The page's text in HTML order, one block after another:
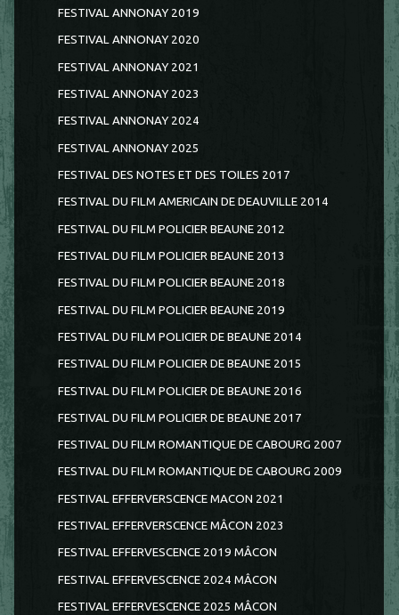
FESTIVAL ANNONAY 2019
FESTIVAL ANNONAY 2020
FESTIVAL ANNONAY 2021
FESTIVAL ANNONAY 2023
FESTIVAL ANNONAY 2024
FESTIVAL ANNONAY 2025
FESTIVAL DES NOTES ET DES TOILES 2017
FESTIVAL DU FILM AMERICAIN DE DEAUVILLE 2014
FESTIVAL DU FILM POLICIER BEAUNE 2012
FESTIVAL DU FILM POLICIER BEAUNE 2013
FESTIVAL DU FILM POLICIER BEAUNE 2018
FESTIVAL DU FILM POLICIER BEAUNE 2019
FESTIVAL DU FILM POLICIER DE BEAUNE 2014
FESTIVAL DU FILM POLICIER DE BEAUNE 2015
FESTIVAL DU FILM POLICIER DE BEAUNE 2016
FESTIVAL DU FILM POLICIER DE BEAUNE 2017
FESTIVAL DU FILM ROMANTIQUE DE CABOURG 2007
FESTIVAL DU FILM ROMANTIQUE DE CABOURG 2009
FESTIVAL EFFERVERSCENCE MACON 2021
FESTIVAL EFFERVERSCENCE MÂCON 2023
FESTIVAL EFFERVESCENCE 2019 MÂCON
FESTIVAL EFFERVESCENCE 2024 MÂCON
FESTIVAL EFFERVESCENCE 2025 MÂCON